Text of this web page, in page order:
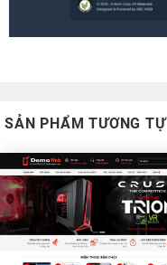
SẢN PHẨM TƯƠNG TỰ